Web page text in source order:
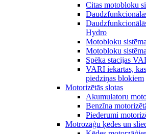
Citas motobloku
Hydro
Motobloku
Motobloku
Spēka stacijas
VARI iekārtas,
piedziņas blokiem
Motorizētās slotas
Akumulatoru
Benzīna
Piederumi
Motrozāģu ķēdes un